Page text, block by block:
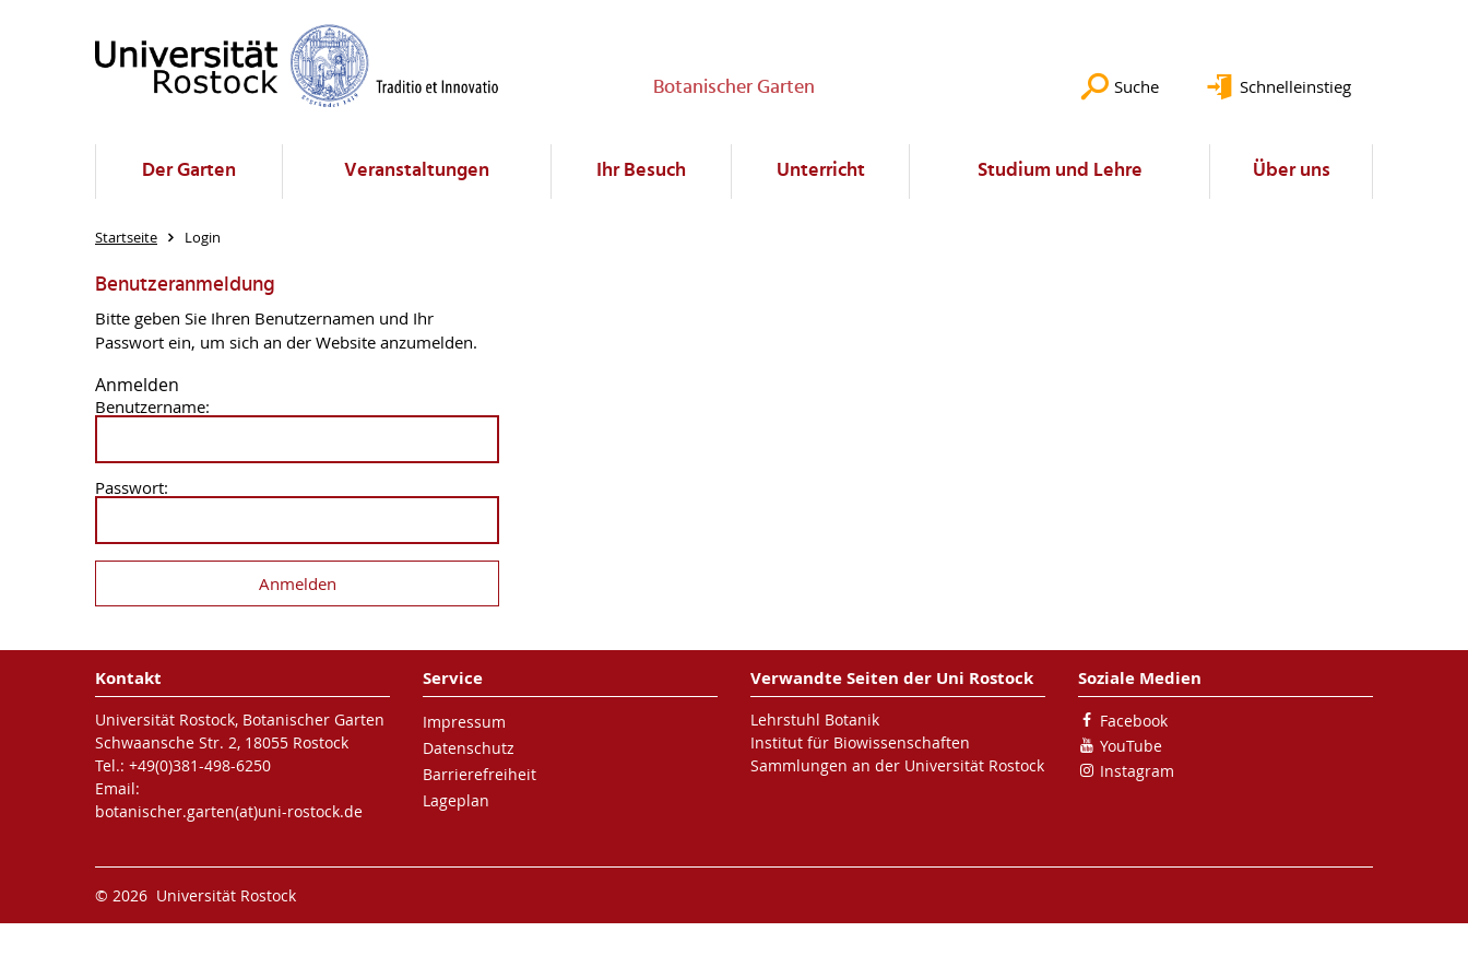
Botanischer Garten Suche Schnelleinstieg
Der Garten Veranstaltungen Ihr Besuch Unterricht Studium und Lehre Über uns
Startseite Login
Benutzeranmeldung
Bitte geben Sie Ihren Benutzernamen und Ihr
Passwort ein, um sich an der Website anzumelden.
Anmelden
Benutzername:
Passwort:
Kontakt
Universität Rostock, Botanischer Garten
Schwaansche Str. 2, 18055 Rostock
Tel.: +49(0)381-498-6250
Email:
botanischer.garten(at)uni-rostock.de
Service
Impressum
Datenschutz
Barrierefreiheit
Lageplan
Verwandte Seiten der Uni Rostock
Lehrstuhl Botanik
Institut für Biowissenschaften
Sammlungen an der Universität Rostock
Soziale Medien
Facebook
YouTube
Instagram
© 2026 Universität Rostock